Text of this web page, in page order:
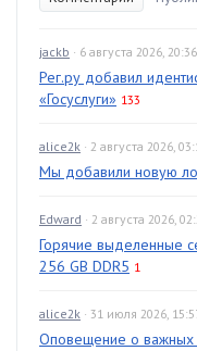
jackb · 6 августа 2026, 20:36
Рег.ру добавил
«Госуслуги» 133
alice2k · 2 августа 2026,
Мы добавили новую
Edward · 2 августа 2026,
Горячие выделенные
256 GB DDR5 1
alice2k · 31 июля 2026,
Оповещение о важных